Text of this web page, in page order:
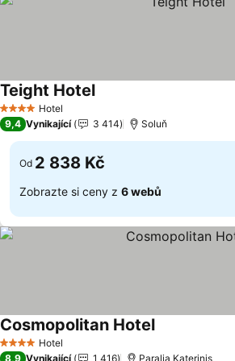
4 Počet hvězdiček
Hotel
Teight HotelUkázat ceny
9,4 Vynikající 3 414 Soluň
Od 2 838 Kč
Zobrazte si ceny z 6 webů
4 Počet hvězdiček
Hotel
Cosmopolitan HotelUkázat ceny
8,9 Vynikající 1 416 Paralia Katerinis